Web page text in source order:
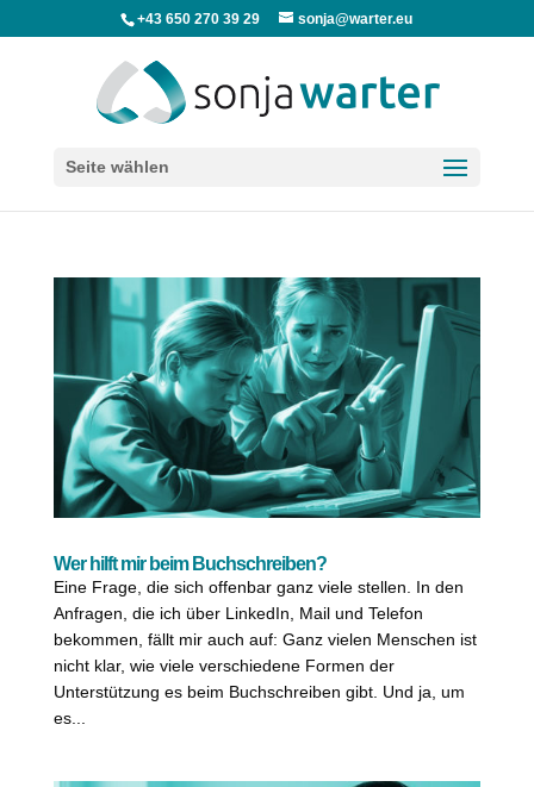
+43 650 270 39 29 sonja@warter.eu
Seite wählen
Wer hilft mir beim Buchschreiben?
Eine Frage, die sich offenbar ganz viele stellen. In den
Anfragen, die ich über LinkedIn, Mail und Telefon
bekommen, fällt mir auch auf: Ganz vielen Menschen ist
nicht klar, wie viele verschiedene Formen der
Unterstützung es beim Buchschreiben gibt. Und ja, um
es...